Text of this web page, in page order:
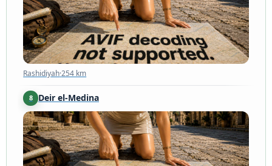
Rashidiyah·254 km
8 Deir el-Medina
Luxor Governorate 266 km